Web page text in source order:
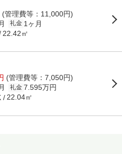
(管理費等：11,000円)
礼金 1ヶ月
22.42㎡
(管理費等：7,050円)
礼金 7.595万円
22.04㎡